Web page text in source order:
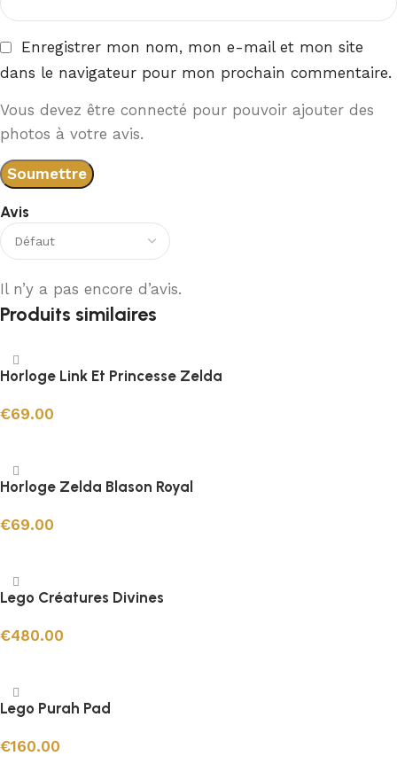
Avis
Il n’y a pas encore d’avis.
Enregistrer mon nom, mon e-mail et mon site
dans le navigateur pour mon prochain commentaire.
Vous devez être connecté pour pouvoir ajouter des
photos à votre avis.
Produits similaires
Horloge Link Et Princesse Zelda
€69.00
Horloge Zelda Blason Royal
€69.00
Lego Créatures Divines
€480.00
Lego Purah Pad
€160.00